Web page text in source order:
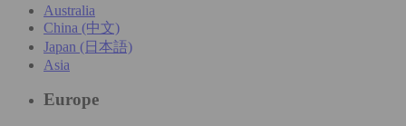
Australia
China (中文)
Japan (日本語)
Asia
Europe